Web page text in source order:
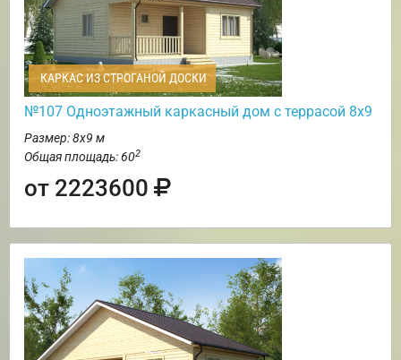
КАРКАС ИЗ СТРОГАНОЙ ДОСКИ
№107 Одноэтажный каркасный дом с террасой 8х9
Размер: 8х9 м
Общая площадь: 602
от 2223600